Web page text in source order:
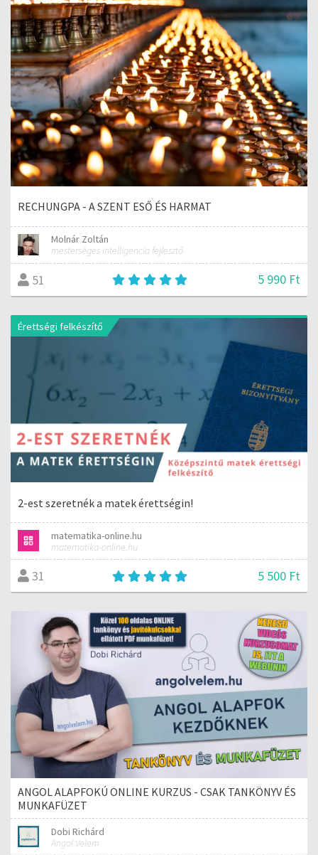
RECHUNGPA - A SZENT ESŐ ÉS HARMAT
Molnár Zoltán
mesterséges intelligencia fejlesztő
51 5 990 Ft
Érettségi felkészítő
2-est szeretnék a matek érettségin!
matematika-online.hu
matematika-online.hu
31 5 500 Ft
ANGOL ALAPFOKÚ ONLINE KURZUS - CSAK TANKÖNYV ÉS
MUNKAFÜZET
Dobi Richárd
Angol Velem